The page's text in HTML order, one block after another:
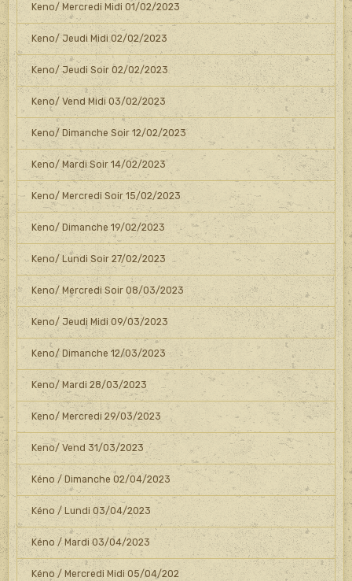
Keno/ Mercredi Midi 01/02/2023
Keno/ Jeudi Midi 02/02/2023
Keno/ Jeudi Soir 02/02/2023
Keno/ Vend Midi 03/02/2023
Keno/ Dimanche Soir 12/02/2023
Keno/ Mardi Soir 14/02/2023
Keno/ Mercredi Soir 15/02/2023
Keno/ Dimanche 19/02/2023
Keno/ Lundi Soir 27/02/2023
Keno/ Mercredi Soir 08/03/2023
Keno/ Jeudi Midi 09/03/2023
Keno/ Dimanche 12/03/2023
Keno/ Mardi 28/03/2023
Keno/ Mercredi 29/03/2023
Keno/ Vend 31/03/2023
Kéno / Dimanche 02/04/2023
Kéno / Lundi 03/04/2023
Kéno / Mardi 03/04/2023
Kéno / Mercredi Midi 05/04/202